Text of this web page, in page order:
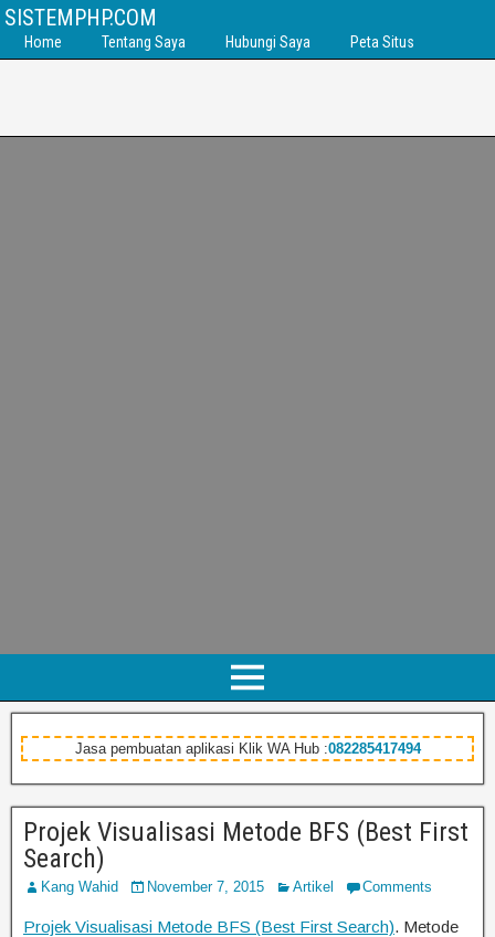
SISTEMPHP.COM
Home Tentang Saya Hubungi Saya Peta Situs
Jasa pembuatan aplikasi Klik WA Hub :082285417494
Projek Visualisasi Metode BFS (Best First
Search)
Kang Wahid November 7, 2015 Artikel Comments
Projek Visualisasi Metode BFS (Best First Search). Metode